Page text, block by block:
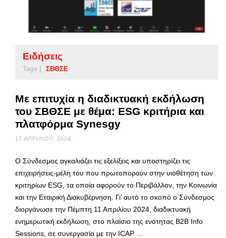
Ειδήσεις
Tags | ΣΒΘΣΕ
Με επιτυχία η διαδικτυακή εκδήλωση
του ΣΒΘΣΕ με θέμα: ESG κριτήρια και
πλατφόρμα Synesgy
17 ΑΠΡΙΛΊΟΥ, 2024
Ο Σύνδεσμος αγκαλιάζει τις εξελίξεις και υποστηρίζει τις
επιχειρήσεις-μέλη του που πρωτοπορούν στην υιοθέτηση των
κριτηρίων ESG, τα οποία αφορούν το Περιβάλλον, την Κοινωνία
και την Εταιρική Διακυβέρνηση. Γι’ αυτό το σκοπό ο Σύνδεσμος
διοργάνωσε την Πέμπτη 11 Απριλίου 2024, διαδικτυακή
ενημερωτική εκδήλωση, στο πλαίσιο της ενότητας B2B Info
Sessions, σε συνεργασία με την ICAP …